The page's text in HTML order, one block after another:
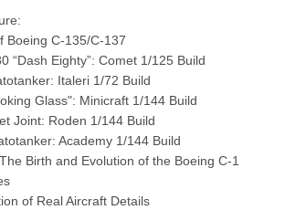
Boeing C-135/C-137
“Dash Eighty”: Comet 1/125 Build
Italeri 1/72 Build
Glass": Minicraft 1/144 Build
Joint: Roden 1/144 Build
Academy 1/144 Build
Birth and Evolution of the Boeing C-1
of Real Aircraft Details